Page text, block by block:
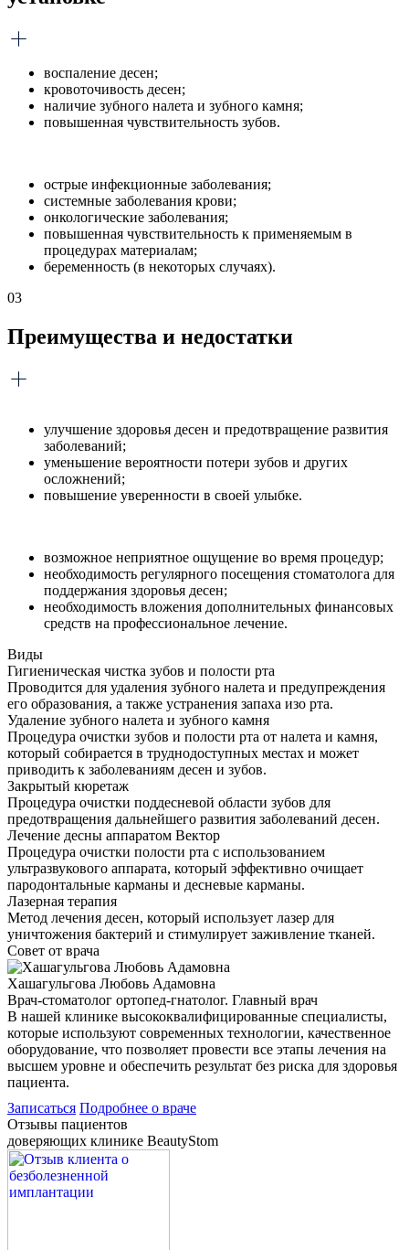
воспаление десен;
кровоточивость десен;
наличие зубного налета и зубного камня;
повышенная чувствительность зубов.
острые инфекционные заболевания;
системные заболевания крови;
онкологические заболевания;
повышенная чувствительность к применяемым в
процедурах материалам;
беременность (в некоторых случаях).
03
Преимущества и недостатки
улучшение здоровья десен и предотвращение развития
заболеваний;
уменьшение вероятности потери зубов и других
осложнений;
повышение уверенности в своей улыбке.
возможное неприятное ощущение во время процедур;
необходимость регулярного посещения стоматолога для
поддержания здоровья десен;
необходимость вложения дополнительных финансовых
средств на профессиональное лечение.
Виды
Гигиеническая чистка зубов и полости рта
Проводится для удаления зубного налета и предупреждения
его образования, а также устранения запаха изо рта.
Удаление зубного налета и зубного камня
Процедура очистки зубов и полости рта от налета и камня,
который собирается в труднодоступных местах и может
приводить к заболеваниям десен и зубов.
Закрытый кюретаж
Процедура очистки поддесневой области зубов для
предотвращения дальнейшего развития заболеваний десен.
Лечение десны аппаратом Вектор
Процедура очистки полости рта с использованием
ультразвукового аппарата, который эффективно очищает
пародонтальные карманы и десневые карманы.
Лазерная терапия
Метод лечения десен, который использует лазер для
уничтожения бактерий и стимулирует заживление тканей.
Совет от врача
Хашагульгова Любовь Адамовна
Врач-стоматолог ортопед-гнатолог. Главный врач
В нашей клинике высококвалифицированные специалисты,
которые используют современных технологии, качественное
оборудование, что позволяет провести все этапы лечения на
высшем уровне и обеспечить результат без риска для здоровья
пациента.
Записаться Подробнее о враче
Отзывы пациентов
доверяющих клинике BeautyStom